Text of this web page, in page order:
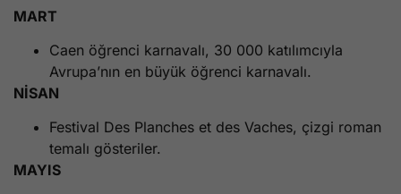
MART
Caen öğrenci karnavalı, 30 000 katılımcıyla
Avrupa’nın en büyük öğrenci karnavalı.
NİSAN
Festival Des Planches et des Vaches, çizgi roman
temalı gösteriler.
MAYIS